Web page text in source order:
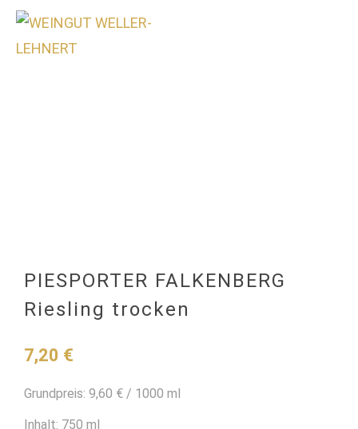
PIESPORTER FALKENBERG
Riesling trocken
7,20 €
Grundpreis: 9,60 € / 1000 ml
Inhalt: 750 ml